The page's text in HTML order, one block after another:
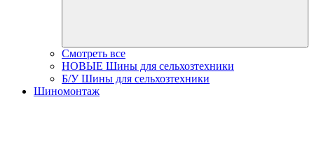
Смотреть все
НОВЫЕ Шины для сельхозтехники
Б/У Шины для сельхозтехники
Шиномонтаж